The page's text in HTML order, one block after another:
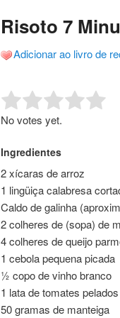
conteúdo
conteúdo
Risoto 7
Adicionar ao livro de
Rate this item:
No votes yet.
Ingredientes
2 xícaras de arroz
1 lingüiça calabresa
Caldo de galinha
2 colheres de (sopa) de
4 colheres de queijo
1 cebola pequena picada
½ copo de vinho branco
1 lata de tomates pelados
50 gramas de manteiga